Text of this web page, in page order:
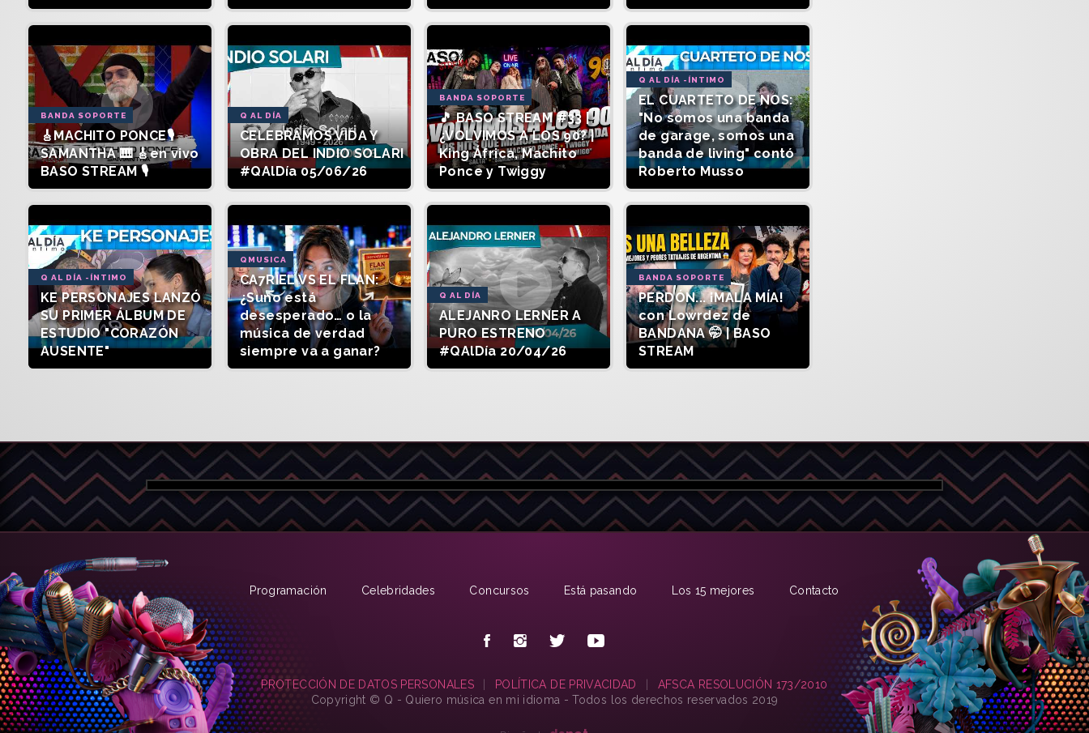
BANDA SOPORTE
🎸MACHITO PONCE🎙️
SAMANTHA 🎹 🎸en vivo
BASO STREAM 🎙️
Q AL DÍA
CELEBRAMOS VIDA Y
OBRA DEL INDIO SOLARI
#QAlDía 05/06/26
BANDA SOPORTE
🎵 BASO STREAM #33 |
¿VOLVIMOS A LOS 90? |
King África, Machito
Ponce y Twiggy
Q AL DÍA -ÍNTIMO
EL CUARTETO DE NOS:
"No somos una banda
de garage, somos una
banda de living" contó
Roberto Musso
Q AL DÍA -ÍNTIMO
KE PERSONAJES LANZÓ
SU PRIMER ÁLBUM DE
ESTUDIO "CORAZÓN
AUSENTE"
QMUSICA
CA7RIEL VS EL FLAN:
¿Suno está
desesperado… o la
música de verdad
siempre va a ganar?
Q AL DÍA
ALEJANRO LERNER A
PURO ESTRENO
#QAlDía 20/04/26
BANDA SOPORTE
PERDÓN... ¡MALA MÍA!
con Lowrdez de
BANDANA 🤭 | BASO
STREAM
Programación Celebridades Concursos Está pasando Los 15 mejores Contacto
PROTECCIÓN DE DATOS PERSONALES POLÍTICA DE PRIVACIDAD
AFSCA RESOLUCIÓN 173/2010
Copyright © Q - Quiero música en mi idioma - Todos los derechos reservados 2019